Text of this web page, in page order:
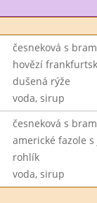
česneková s
hovězí
dušená rýže
voda, sirup
česneková s
americké fazole
rohlík
voda, sirup